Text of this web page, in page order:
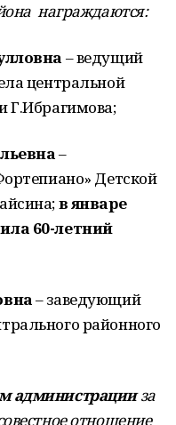
награждаются:
– ведущий
центральной
Г.Ибрагимова;
–
Детской
в январе
60-летний
– заведующий
районного
администрацииза
отношение